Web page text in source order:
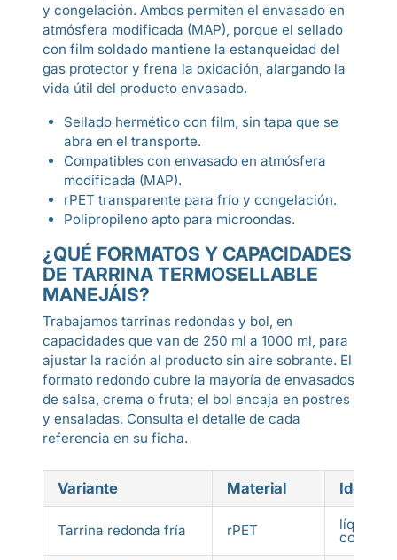
y congelación. Ambos permiten el envasado en
atmósfera modificada (MAP), porque el sellado
con film soldado mantiene la estanqueidad del
gas protector y frena la oxidación, alargando la
vida útil del producto envasado.
Sellado hermético con film, sin tapa que se
abra en el transporte.
Compatibles con envasado en atmósfera
modificada (MAP).
rPET transparente para frío y congelación.
Polipropileno apto para microondas.
¿QUÉ FORMATOS Y CAPACIDADES
DE TARRINA TERMOSELLABLE
MANEJÁIS?
Trabajamos tarrinas redondas y bol, en
capacidades que van de 250 ml a 1000 ml, para
ajustar la ración al producto sin aire sobrante. El
formato redondo cubre la mayoría de envasados
de salsa, crema o fruta; el bol encaja en postres
y ensaladas. Consulta el detalle de cada
referencia en su ficha.
Variante Material Idónea
Tarrina redonda fría rPET